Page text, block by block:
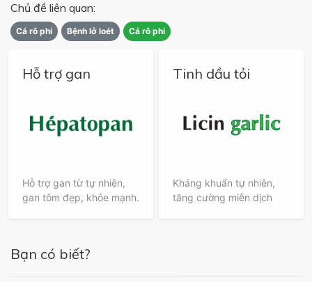
Chủ đề liên quan:
Cá rô phi Bệnh lở loét Cá rô phi
Hỗ trợ gan
Hỗ trợ gan từ tự nhiên,
gan tôm đẹp, khỏe mạnh.
Tinh dầu tỏi
Kháng khuẩn tự nhiên,
tăng cường miễn dịch
Bạn có biết?